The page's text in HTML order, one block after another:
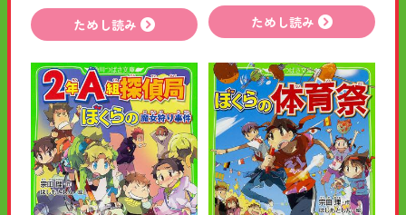
ためし読み ためし読み